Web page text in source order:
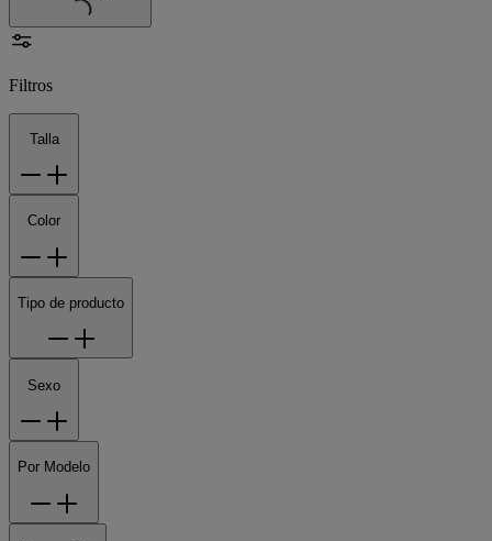
Filtros
Talla
Color
Tipo de producto
Sexo
Por Modelo